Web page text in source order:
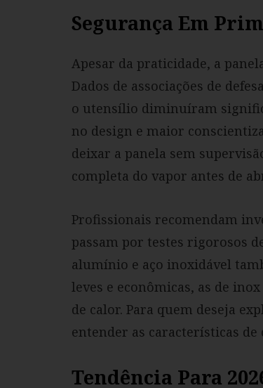
Segurança Em
Apesar da praticidade, a
Dados de associações de
o utensílio diminuíram
no design e maior
deixar a panela sem
completa do vapor antes de
Profissionais recomendam
passam por testes rigorosos
alumínio e aço inoxidável
leves e econômicas, as de
de calor. Para quem deseja
entender as características
Tendência Para